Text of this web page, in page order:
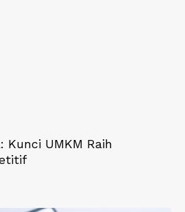
Kunci UMKM Raih